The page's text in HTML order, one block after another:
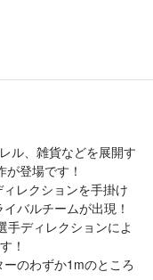
ル、雑貨などを展開す
が登場です！
レクションを手掛け
バルチームが出現！
手ディレクションによ
！
のわずか1mのところ